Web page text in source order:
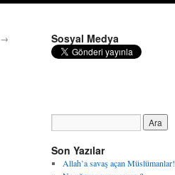
→ Sosyal Medya
Son Yazılar
Allah’a savaş açan Müslümanlar!